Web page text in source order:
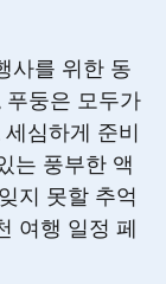
사를 위한 동
푸둥은 모두가
심하게 준비
는 풍부한 액
지 못할 추억
여행 일정 페